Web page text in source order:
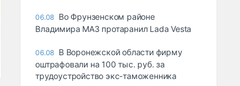
06.08 Во Фрунзенском районе
Владимира МАЗ протаранил Lada Vesta
06.08 В Воронежской области фирму
оштрафовали на 100 тыс. руб. за
трудоустройство экс-таможенника